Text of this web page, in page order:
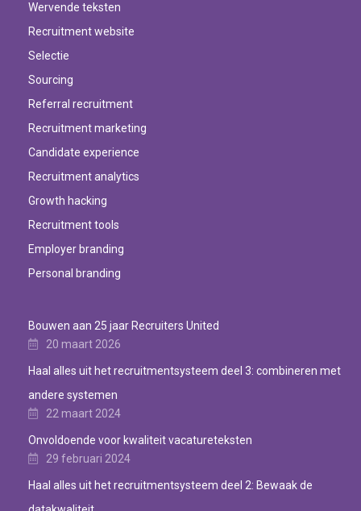
Wervende teksten
Recruitment website
Selectie
Sourcing
Referral recruitment
Recruitment marketing
Candidate experience
Recruitment analytics
Growth hacking
Recruitment tools
Employer branding
Personal branding
Bouwen aan 25 jaar Recruiters United
20 maart 2026
Haal alles uit het recruitmentsysteem deel 3: combineren met
andere systemen
22 maart 2024
Onvoldoende voor kwaliteit vacatureteksten
29 februari 2024
Haal alles uit het recruitmentsysteem deel 2: Bewaak de